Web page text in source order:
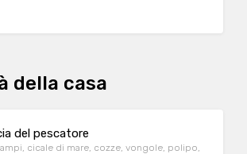
della casa
del pescatore
cicale di mare, cozze, vongole, polipo,